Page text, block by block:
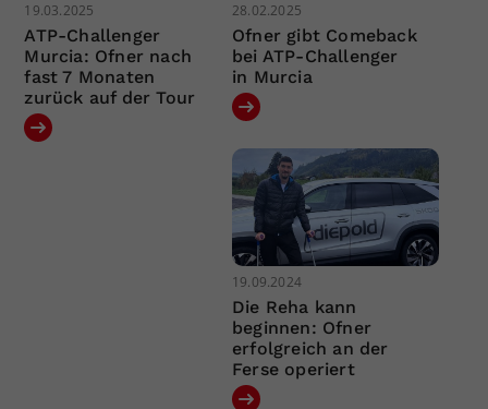
19.03.2025
ATP-Challenger
Murcia: Ofner nach
fast 7 Monaten
zurück auf der Tour
28.02.2025
Ofner gibt Comeback
bei ATP-Challenger
in Murcia
19.09.2024
Die Reha kann
beginnen: Ofner
erfolgreich an der
Ferse operiert